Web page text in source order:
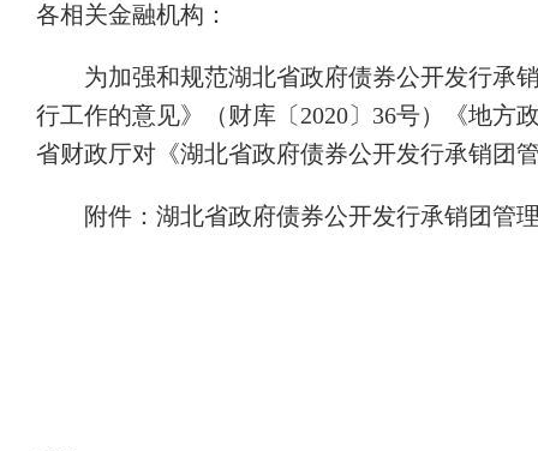
各相关金融机构：
为加强和规范湖北省政府债券公开发行承
行工作的意见》（财库〔2020〕36号）《地方
省财政厅对《湖北省政府债券公开发行承销团
附件：湖北省政府债券公开发行承销团管